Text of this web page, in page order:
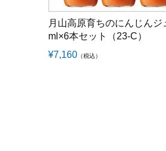
月山高原育ちのにんじんジ
ml×6本セット（23-C）
¥7,160 （税込）